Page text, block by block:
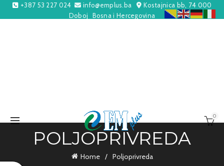
+387 53 227 024 info@emplus.ba
Kostajnica bb, 74 000
Doboj
Bosna i Hercegovina
0
POLJOPRIVREDA
Home Poljoprivreda